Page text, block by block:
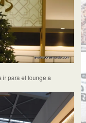
ir para el lounge a